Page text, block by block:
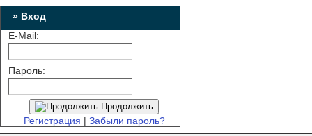
» Вход
E-Mail:
Пароль:
Продолжить
Регистрация | Забыли пароль?